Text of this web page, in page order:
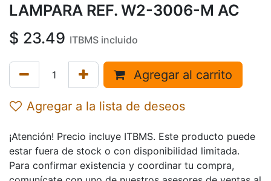
LAMPARA REF. W2-3006-M AC
$ 23.49 ITBMS incluido
Agregar al carrito
Agregar a la lista de deseos
¡Atención! Precio incluye ITBMS. Este producto puede
estar fuera de stock o con disponibilidad limitada.
Para confirmar existencia y coordinar tu compra,